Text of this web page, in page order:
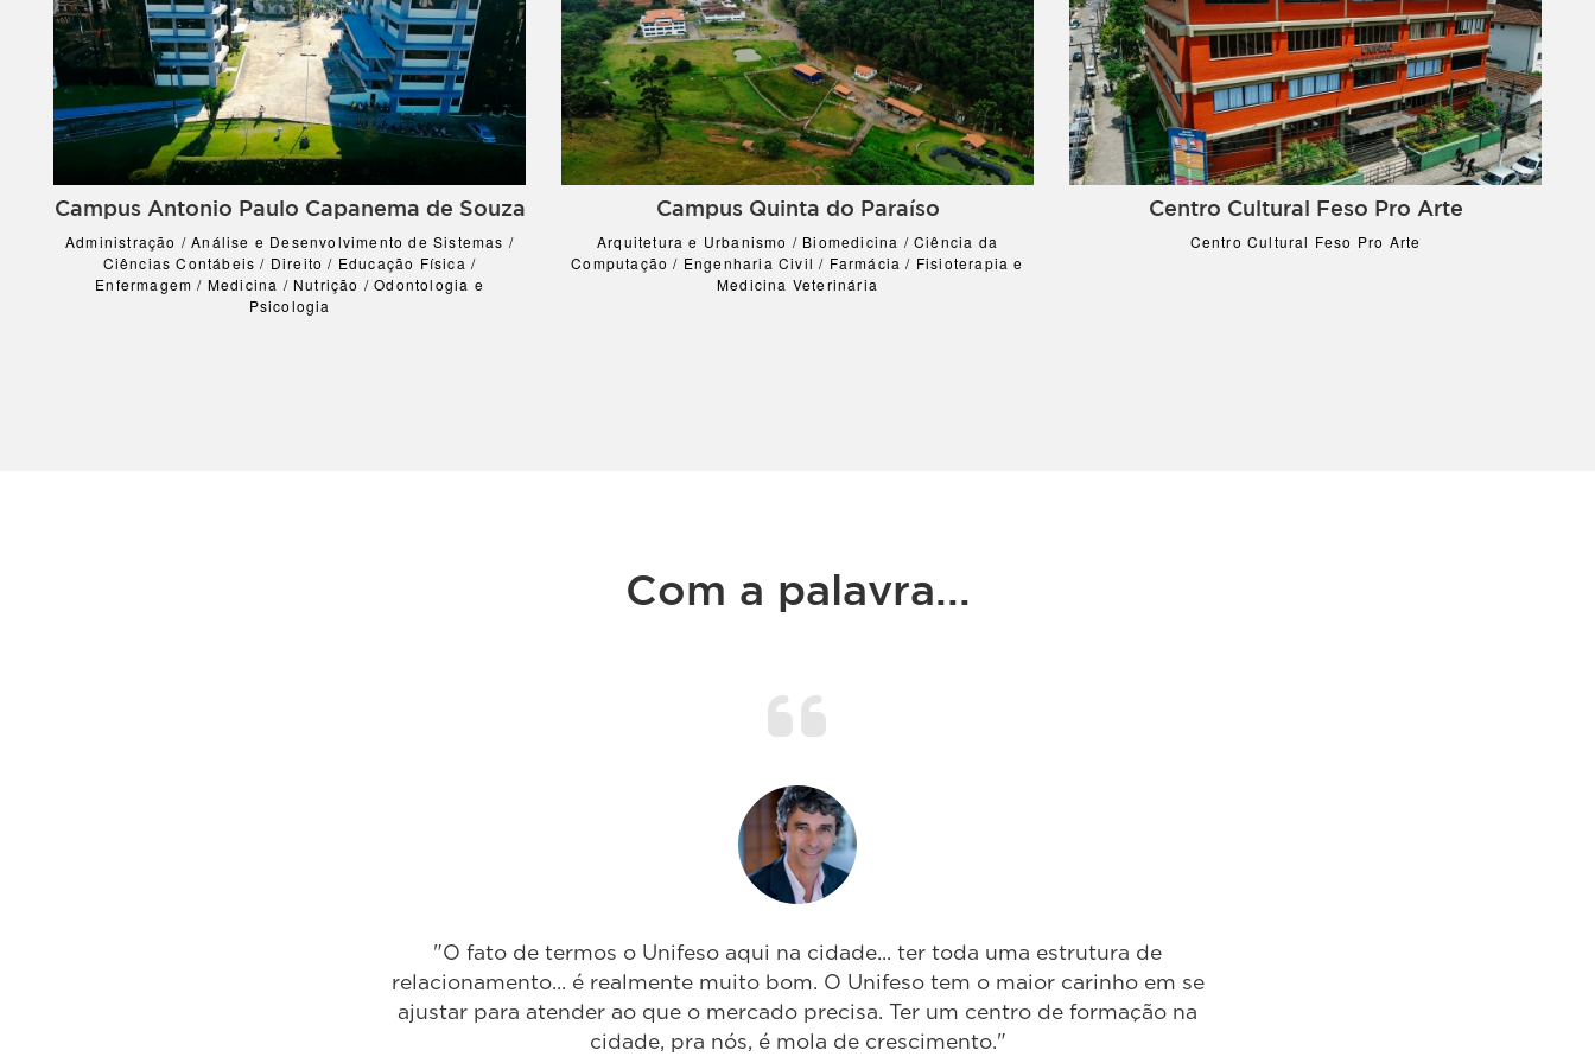
Campus Antonio Paulo Capanema de Souza
Administração / Análise e Desenvolvimento de Sistemas /
Ciências Contábeis / Direito / Educação Física /
Enfermagem / Medicina / Nutrição / Odontologia e
Psicologia
Campus Quinta do Paraíso
Arquitetura e Urbanismo / Biomedicina / Ciência da
Computação / Engenharia Civil / Farmácia / Fisioterapia e
Medicina Veterinária
Centro Cultural Feso Pro Arte
Centro Cultural Feso Pro Arte
Com a palavra...
"O fato de termos o Unifeso aqui na cidade... ter toda uma estrutura de
relacionamento... é realmente muito bom. O Unifeso tem o maior carinho em se
ajustar para atender ao que o mercado precisa. Ter um centro de formação na
cidade, pra nós, é mola de crescimento."